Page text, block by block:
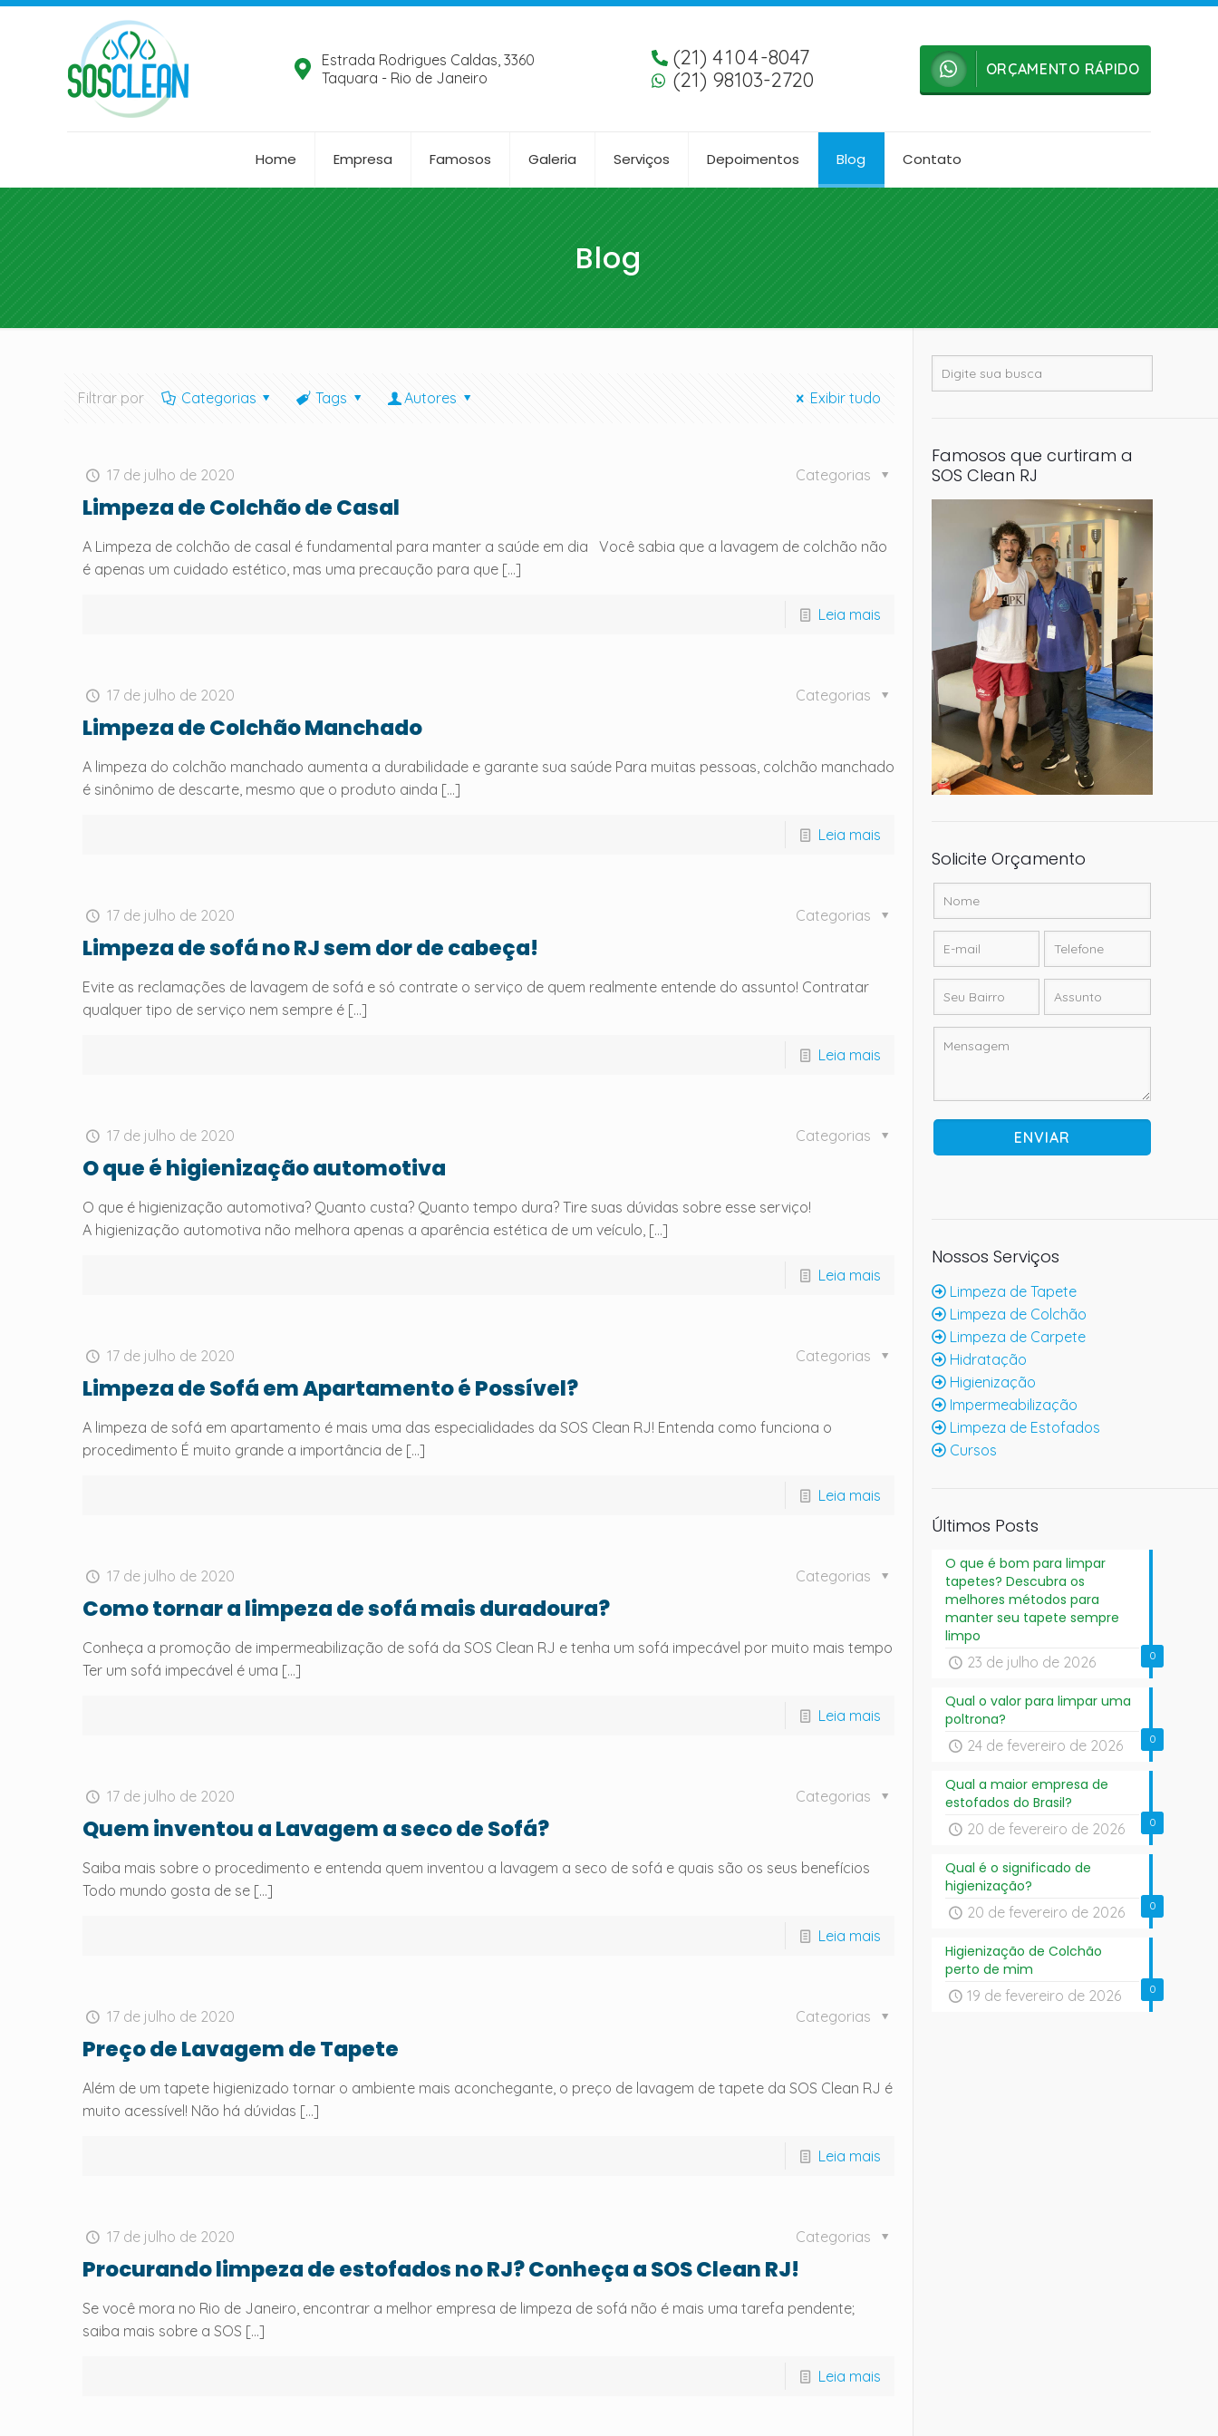
Estrada Rodrigues Caldas, 3360
Taquara - Rio de Janeiro
(21) 4104-8047
(21) 98103-2720
ORÇAMENTO RÁPIDO
Home Empresa Famosos Galeria Serviços Depoimentos Blog Contato
Blog
Filtrar por Categorias Tags Autores Exibir tudo
17 de julho de 2020 Categorias
Limpeza de Colchão de Casal
A Limpeza de colchão de casal é fundamental para manter a saúde em dia Você sabia que a lavagem de colchão não
é apenas um cuidado estético, mas uma precaução para que […]
Leia mais
17 de julho de 2020 Categorias
Limpeza de Colchão Manchado
A limpeza do colchão manchado aumenta a durabilidade e garante sua saúde Para muitas pessoas, colchão manchado
é sinônimo de descarte, mesmo que o produto ainda […]
Leia mais
17 de julho de 2020 Categorias
Limpeza de sofá no RJ sem dor de cabeça!
Evite as reclamações de lavagem de sofá e só contrate o serviço de quem realmente entende do assunto! Contratar
qualquer tipo de serviço nem sempre é […]
Leia mais
17 de julho de 2020 Categorias
O que é higienização automotiva
O que é higienização automotiva? Quanto custa? Quanto tempo dura? Tire suas dúvidas sobre esse serviço!
A higienização automotiva não melhora apenas a aparência estética de um veículo, […]
Leia mais
17 de julho de 2020 Categorias
Limpeza de Sofá em Apartamento é Possível?
A limpeza de sofá em apartamento é mais uma das especialidades da SOS Clean RJ! Entenda como funciona o
procedimento É muito grande a importância de […]
Leia mais
17 de julho de 2020 Categorias
Como tornar a limpeza de sofá mais duradoura?
Conheça a promoção de impermeabilização de sofá da SOS Clean RJ e tenha um sofá impecável por muito mais tempo
Ter um sofá impecável é uma […]
Leia mais
17 de julho de 2020 Categorias
Quem inventou a Lavagem a seco de Sofá?
Saiba mais sobre o procedimento e entenda quem inventou a lavagem a seco de sofá e quais são os seus benefícios
Todo mundo gosta de se […]
Leia mais
17 de julho de 2020 Categorias
Preço de Lavagem de Tapete
Além de um tapete higienizado tornar o ambiente mais aconchegante, o preço de lavagem de tapete da SOS Clean RJ é
muito acessível! Não há dúvidas […]
Leia mais
17 de julho de 2020 Categorias
Procurando limpeza de estofados no RJ? Conheça a SOS Clean RJ!
Se você mora no Rio de Janeiro, encontrar a melhor empresa de limpeza de sofá não é mais uma tarefa pendente;
saiba mais sobre a SOS […]
Leia mais
Famosos que curtiram a
SOS Clean RJ
Solicite Orçamento
Nossos Serviços
Limpeza de Tapete
Limpeza de Colchão
Limpeza de Carpete
Hidratação
Higienização
Impermeabilização
Limpeza de Estofados
Cursos
Últimos Posts
0
O que é bom para limpar
tapetes? Descubra os
melhores métodos para
manter seu tapete sempre
limpo
23 de julho de 2026
0
Qual o valor para limpar uma
poltrona?
24 de fevereiro de 2026
0
Qual a maior empresa de
estofados do Brasil?
20 de fevereiro de 2026
0
Qual é o significado de
higienização?
20 de fevereiro de 2026
0
Higienização de Colchão
perto de mim
19 de fevereiro de 2026